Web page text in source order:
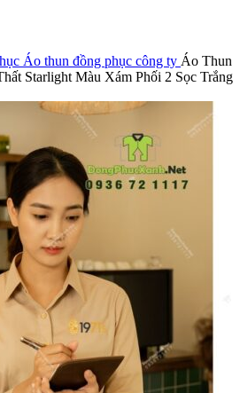
Áo thun đồng phục công ty Áo Thun
Starlight Màu Xám Phối 2 Sọc Trắng